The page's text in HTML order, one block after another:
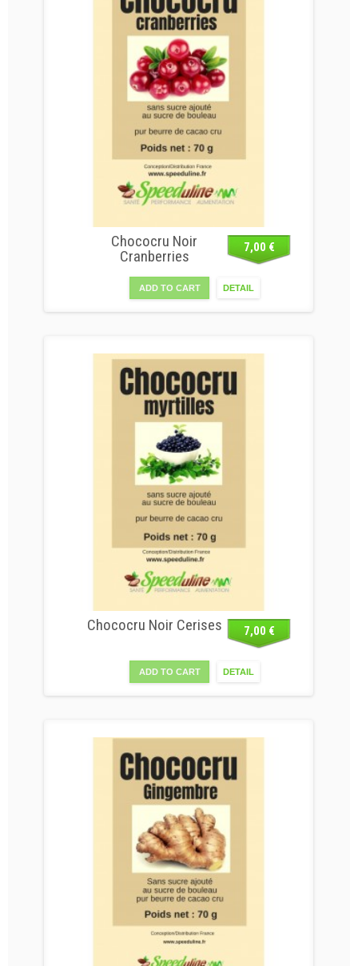
Chococru Noir
Cranberries
7,00 €
ADD TO CART DETAIL
Chococru Noir Cerises 7,00 €
ADD TO CART DETAIL